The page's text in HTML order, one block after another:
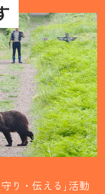
り・伝える｣活動